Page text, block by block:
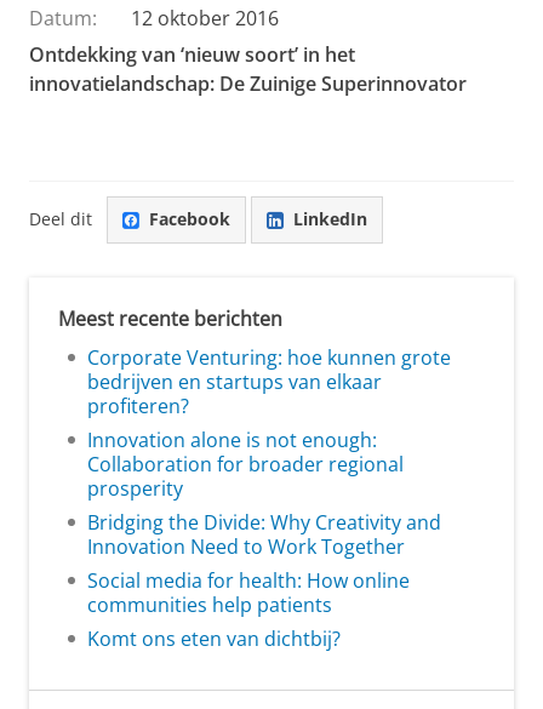
Datum:
12 oktober 2016
Ontdekking van ‘nieuw soort’ in het
innovatielandschap: De Zuinige Superinnovator
Deel dit Facebook LinkedIn
Meest recente berichten
Corporate Venturing: hoe kunnen grote
bedrijven en startups van elkaar
profiteren?
Innovation alone is not enough:
Collaboration for broader regional
prosperity
Bridging the Divide: Why Creativity and
Innovation Need to Work Together
Social media for health: How online
communities help patients
Komt ons eten van dichtbij?